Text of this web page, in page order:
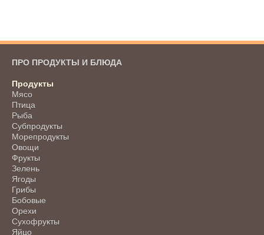
ПРО ПРОДУКТЫ И БЛЮДА
Продукты
Мясо
Птица
Рыба
Субпродукты
Морепродукты
Овощи
Фрукты
Зелень
Ягоды
Грибы
Бобовые
Орехи
Сухофрукты
Яйцо